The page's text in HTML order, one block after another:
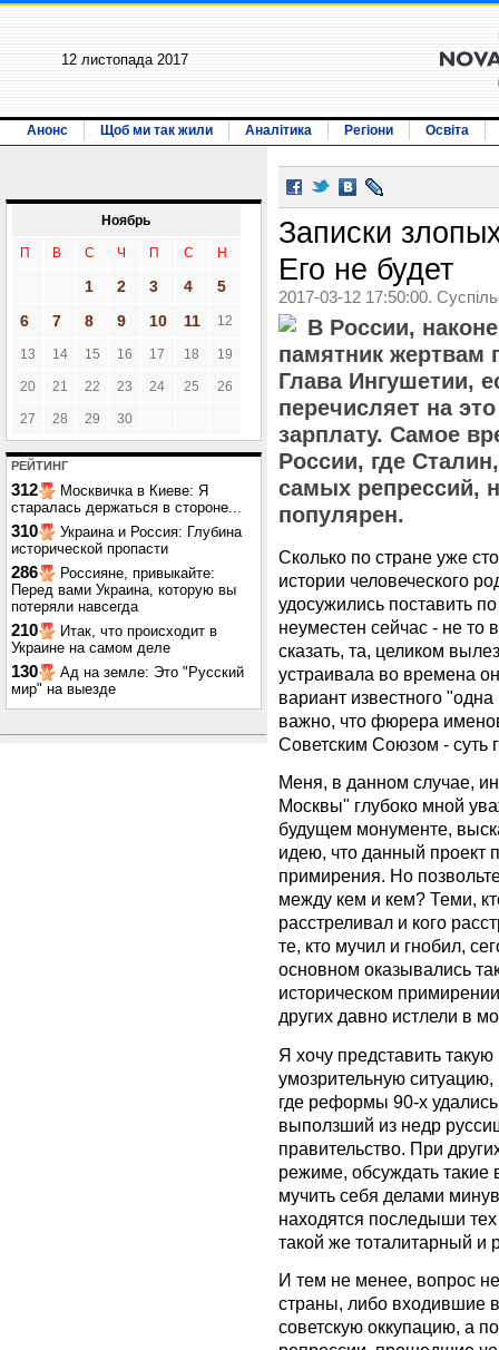
12 листопада 2017
Анонс Щоб ми так жили Аналітика Регіони Освіта
Ноябрь
П В С Ч П С Н
1 2 3 4
5
6
7 8 9 10 11 12
13 14 15 16 17 18 19
20 21 22 23 24 25 26
27 28 29 30
РЕЙТИНГ
312
Москвичка в Киеве: Я
старалась держаться в стороне...
310
Украина и Россия: Глубина
исторической пропасти
286
Россияне, привыкайте:
Перед вами Украина, которую вы
потеряли навсегда
210
Итак, что происходит в
Украине на самом деле
130
Ад на земле: Это "Русский
мир" на выезде
Записки
Его не будет
2017-03-12 17:50:00.
В России,
памятник жертвам
Глава Ингушетии,
перечисляет на
зарплату. Самое
России, где
самых репрессий,
популярен.
Сколько по стране уже
истории человеческого
удосужились поставить
неуместен сейчас - не то
сказать, та, целиком
устраивала во времена
вариант известного
важно, что фюрера
Советским Союзом - суть
Меня, в данном случае,
Москвы" глубоко мной
будущем монументе,
идею, что данный проект
примирения. Но
между кем и кем? Теми,
расстреливал и кого
те, кто мучил и гнобил,
основном оказывались
историческом
других давно истлели в
Я хочу представить
умозрительную ситуацию,
где реформы 90-х
выползший из недр
правительство. При
режиме, обсуждать
мучить себя делами
находятся последыши
такой же тоталитарный и
И тем не менее, вопрос
страны, либо входившие
советскую оккупацию, а